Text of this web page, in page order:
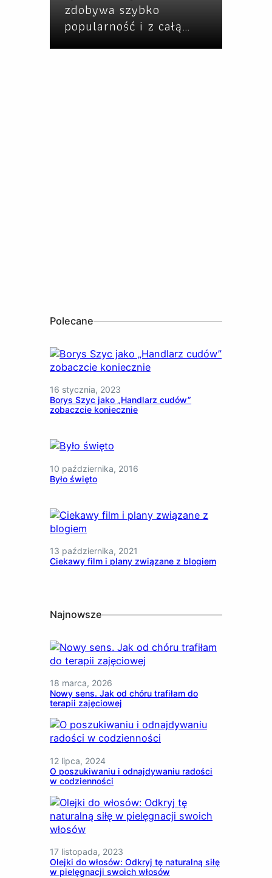
zdobywa szybko
popularność i z całą…
Polecane
16 stycznia, 2023
Borys Szyc jako „Handlarz cudów”
zobaczcie koniecznie
10 października, 2016
Było święto
13 października, 2021
Ciekawy film i plany związane z blogiem
Najnowsze
18 marca, 2026
Nowy sens. Jak od chóru trafiłam do
terapii zajęciowej
12 lipca, 2024
O poszukiwaniu i odnajdywaniu radości
w codzienności
17 listopada, 2023
Olejki do włosów: Odkryj tę naturalną siłę
w pielęgnacji swoich włosów